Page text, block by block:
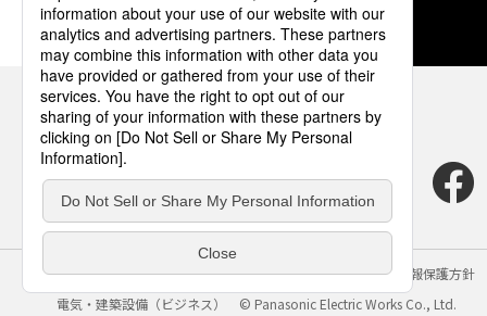
サイトのご利用にあたって クッキーポリシー
個人情報保護方針
電気・建築設備（ビジネス）
© Panasonic Electric Works Co., Ltd.